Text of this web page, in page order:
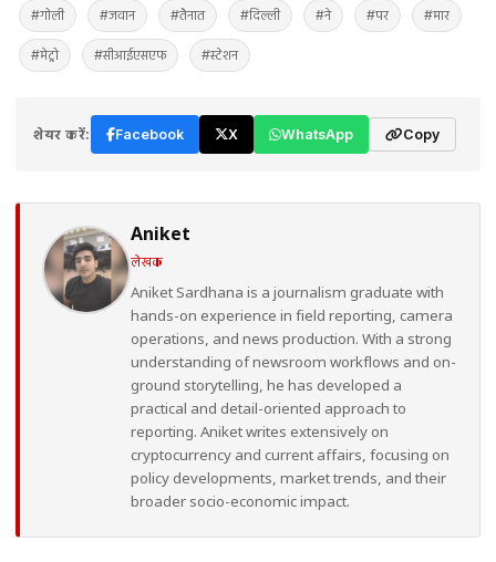
#गोली #जवान #तैनात #दिल्ली #ने #पर #मार
#मेट्रो #सीआईएसएफ #स्टेशन
शेयर करें: Facebook X WhatsApp Copy
Aniket
लेखक
Aniket Sardhana is a journalism graduate with
hands-on experience in field reporting, camera
operations, and news production. With a strong
understanding of newsroom workflows and on-
ground storytelling, he has developed a
practical and detail-oriented approach to
reporting. Aniket writes extensively on
cryptocurrency and current affairs, focusing on
policy developments, market trends, and their
broader socio-economic impact.